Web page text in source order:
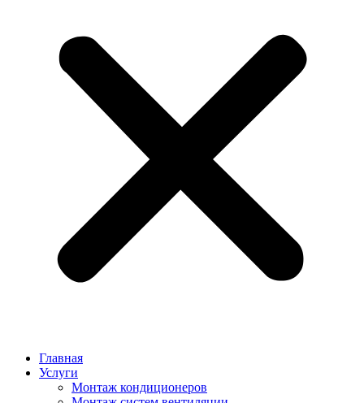
Главная
Услуги
Монтаж кондиционеров